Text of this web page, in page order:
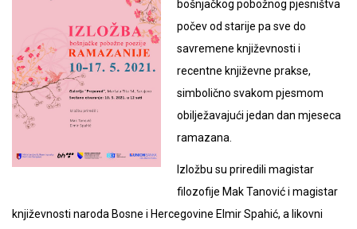
bošnjačkog pobožnog pjesništva
počev od starije pa sve do
savremene književnosti i
recentne književne prakse,
simbolično svakom pjesmom
obilježavajući jedan dan mjeseca
ramazana.
Izložbu su priredili magistar
filozofije Mak Tanović i magistar
književnosti naroda Bosne i Hercegovine Elmir Spahić, a likovni